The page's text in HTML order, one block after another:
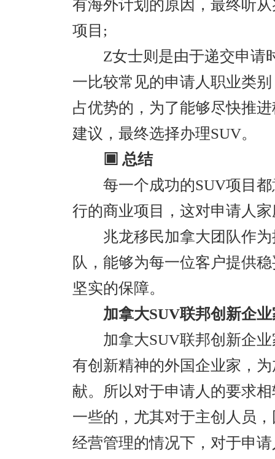
有海外计划的原因，最终听
项目;
Z女士则是由于递交申请
一比较常见的申请人职业类
占优势的，为了能够尽快推
建议，最终选择办理SUV。
▣ 总结
每一个成功的SUV项目都
行的商业项目，这对申请人
兆龙移民加拿大团队作为
队，能够为每一位客户提供
坚实的保障。
加拿大SUV联邦创新企业
加拿大SUV联邦创新企业
有创新精神的外国企业家，
献。所以对于申请人的要求
一些的，尤其对于主创人员
经营管理的情况下，对于申